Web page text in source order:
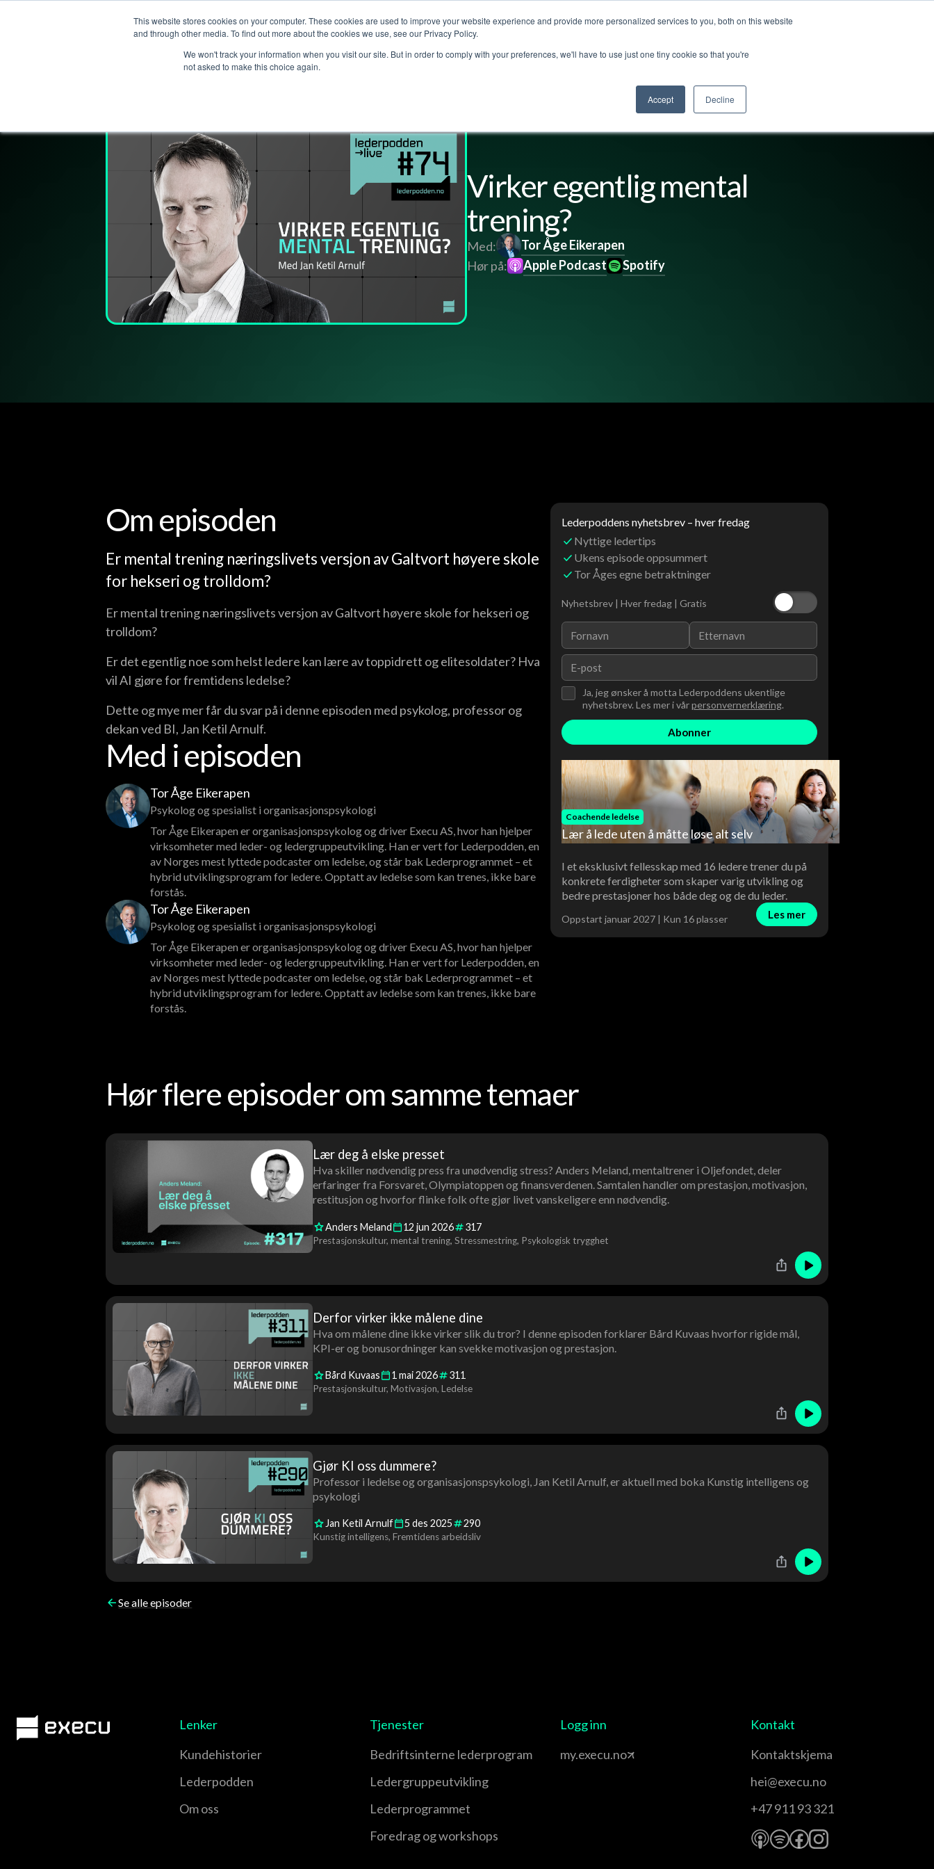
This website stores cookies on your computer. These cookies are used to improve your website experience and provide more personalized services to you, both on this website
and through other media. To find out more about the cookies we use, see our Privacy Policy.
We won't track your information when you visit our site. But in order to comply with your preferences, we'll have to use just one tiny cookie so that you're
not asked to make this choice again.
Accept Decline
Tjenester Kundehistorier Lederpodden Om oss Logg inn Kontakt oss
Virker egentlig mental
trening?
Med:
Tor Åge Eikerapen
Hør på:
Apple Podcast Spotify
Om episoden
Er mental trening næringslivets versjon av Galtvort høyere skole
for hekseri og trolldom?
Er mental trening næringslivets versjon av Galtvort høyere skole for hekseri og
trolldom?
Er det egentlig noe som helst ledere kan lære av toppidrett og elitesoldater? Hva
vil AI gjøre for fremtidens ledelse?
Dette og mye mer får du svar på i denne episoden med psykolog, professor og
dekan ved BI, Jan Ketil Arnulf.
Med i episoden
Tor Åge Eikerapen
Psykolog og spesialist i organisasjonspsykologi
Tor Åge Eikerapen er organisasjonspsykolog og driver Execu AS, hvor han hjelper
virksomheter med leder- og ledergruppeutvikling. Han er vert for Lederpodden, en
av Norges mest lyttede podcaster om ledelse, og står bak Lederprogrammet – et
hybrid utviklingsprogram for ledere. Opptatt av ledelse som kan trenes, ikke bare
forstås.
Tor Åge Eikerapen
Psykolog og spesialist i organisasjonspsykologi
Tor Åge Eikerapen er organisasjonspsykolog og driver Execu AS, hvor han hjelper
virksomheter med leder- og ledergruppeutvikling. Han er vert for Lederpodden, en
av Norges mest lyttede podcaster om ledelse, og står bak Lederprogrammet – et
hybrid utviklingsprogram for ledere. Opptatt av ledelse som kan trenes, ikke bare
forstås.
Lederpoddens nyhetsbrev – hver fredag
Nyttige ledertips
Ukens episode oppsummert
Tor Åges egne betraktninger
Nyhetsbrev | Hver fredag | Gratis
Ja, jeg ønsker å motta Lederpoddens ukentlige
nyhetsbrev. Les mer i vårpersonvernerklæring.
Coachende ledelse
Lær å lede uten å måtte løse alt selv
I et eksklusivt fellesskap med 16 ledere trener du på
konkrete ferdigheter som skaper varig utvikling og
bedre prestasjoner hos både deg og de du leder.
Oppstart januar 2027 | Kun 16 plasser Les mer
Hør flere episoder om samme temaer
Lær deg å elske presset
Hva skiller nødvendig press fra unødvendig stress? Anders Meland, mentaltrener i Oljefondet, deler
erfaringer fra Forsvaret, Olympiatoppen og finansverdenen. Samtalen handler om prestasjon, motivasjon,
restitusjon og hvorfor flinke folk ofte gjør livet vanskeligere enn nødvendig.
Anders Meland 12 jun 2026 317
Prestasjonskultur mental trening Stressmestring Psykologisk trygghet
Derfor virker ikke målene dine
Hva om målene dine ikke virker slik du tror? I denne episoden forklarer Bård Kuvaas hvorfor rigide mål,
KPI-er og bonusordninger kan svekke motivasjon og prestasjon.
Bård Kuvaas 1 mai2026 311
Prestasjonskultur Motivasjon Ledelse
Gjør KI oss dummere?
Professor i ledelse og organisasjonspsykologi, Jan Ketil Arnulf, er aktuell med boka Kunstig intelligens og
psykologi
Jan Ketil Arnulf 5 des 2025 290
Kunstig intelligens Fremtidens arbeidsliv
Se alle episoder
Lenker
Kundehistorier
Lederpodden
Om oss
Tjenester
Bedriftsinterne lederprogram
Leder­gruppe­utvikling
Leder­programmet
Foredrag og workshops
Logg inn
my.execu.no
Kontakt
Kontaktskjema
hei@execu.no
+47 911 93 321